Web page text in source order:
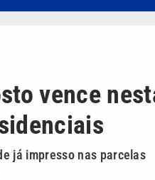
vence
já impresso nas parcelas